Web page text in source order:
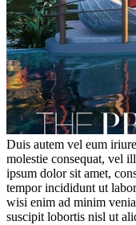
Duis autem vel eum
molestie consequat, vel
ipsum dolor sit amet,
tempor incididunt ut
wisi enim ad minim
suscipit lobortis nisl ut